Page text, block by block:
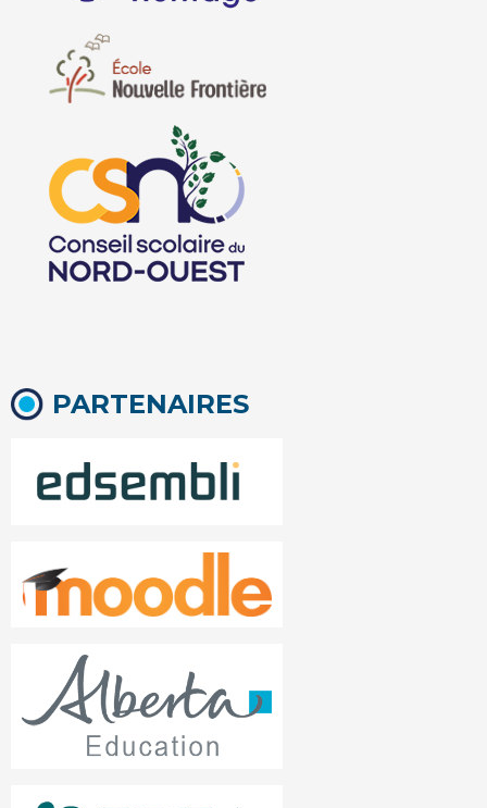
PARTENAIRES